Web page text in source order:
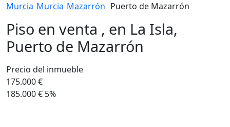
Murcia Murcia Mazarrón Puerto de Mazarrón
Piso en venta , en La Isla,
Puerto de Mazarrón
Precio del inmueble
175.000 €
185.000 € 5%